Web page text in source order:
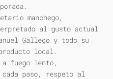
manchego,
al gusto actual
Gallego y todo su
local.
a fuego lento,
cada paso, respeto al